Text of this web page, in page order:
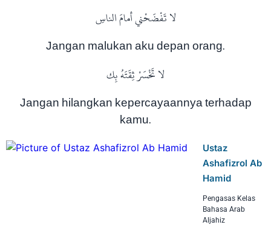
لا تَفْضَحْني أمامَ الناسِ
Jangan malukan aku depan orang.
لا تَخْسَرْ ثِقَتَهُ بِك
Jangan hilangkan kepercayaannya terhadap
kamu.
Ustaz
Ashafizrol Ab
Hamid
Pengasas Kelas
Bahasa Arab
Aljahiz